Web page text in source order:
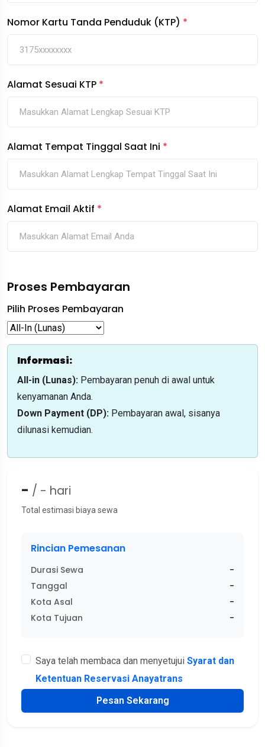
Nomor Kartu Tanda Penduduk (KTP) *
Alamat Sesuai KTP *
Alamat Tempat Tinggal Saat Ini *
Alamat Email Aktif *
Proses Pembayaran
Pilih Proses Pembayaran
Informasi:
All-in (Lunas): Pembayaran penuh di awal untuk
kenyamanan Anda.
Down Payment (DP): Pembayaran awal, sisanya
dilunasi kemudian.
- / - hari
Total estimasi biaya sewa
Rincian Pemesanan
Durasi Sewa
-
Tanggal
-
Kota Asal
-
Kota Tujuan
-
Saya telah membaca dan menyetujui Syarat dan
Ketentuan Reservasi Anayatrans
Pesan Sekarang